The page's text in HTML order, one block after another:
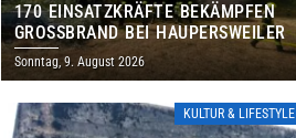
170 EINSATZKRÄFTE BEKÄMPFEN
GROSSBRAND BEI HAUPERSWEILER
Sonntag, 9. August 2026
KULTUR & LIFESTYLE